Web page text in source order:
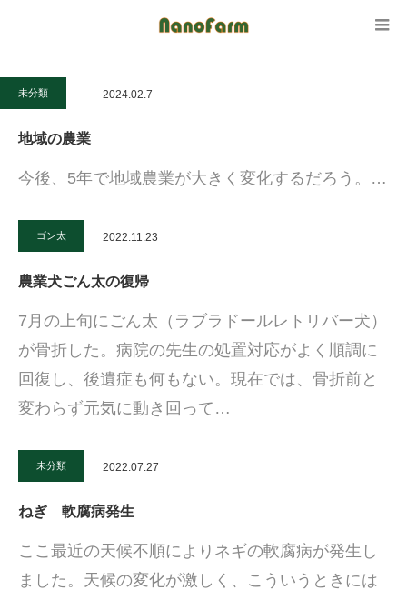
未分類 2024.02.7
地域の農業
今後、5年で地域農業が大きく変化するだろう。…
ゴン太 2022.11.23
農業犬ごん太の復帰
7月の上旬にごん太（ラブラドールレトリバー犬）
が骨折した。病院の先生の処置対応がよく順調に
回復し、後遺症も何もない。現在では、骨折前と
変わらず元気に動き回って…
未分類 2022.07.27
ねぎ 軟腐病発生
ここ最近の天候不順によりネギの軟腐病が発生し
ました。天候の変化が激しく、こういうときには